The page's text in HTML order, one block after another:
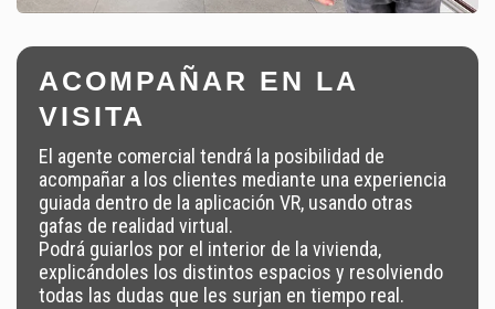
ACOMPAÑAR EN LA
VISITA
El agente comercial tendrá la posibilidad de
acompañar a los clientes mediante una experiencia
guiada dentro de la aplicación VR, usando otras
gafas de realidad virtual.
Podrá guiarlos por el interior de la vivienda,
explicándoles los distintos espacios y resolviendo
todas las dudas que les surjan en tiempo real.